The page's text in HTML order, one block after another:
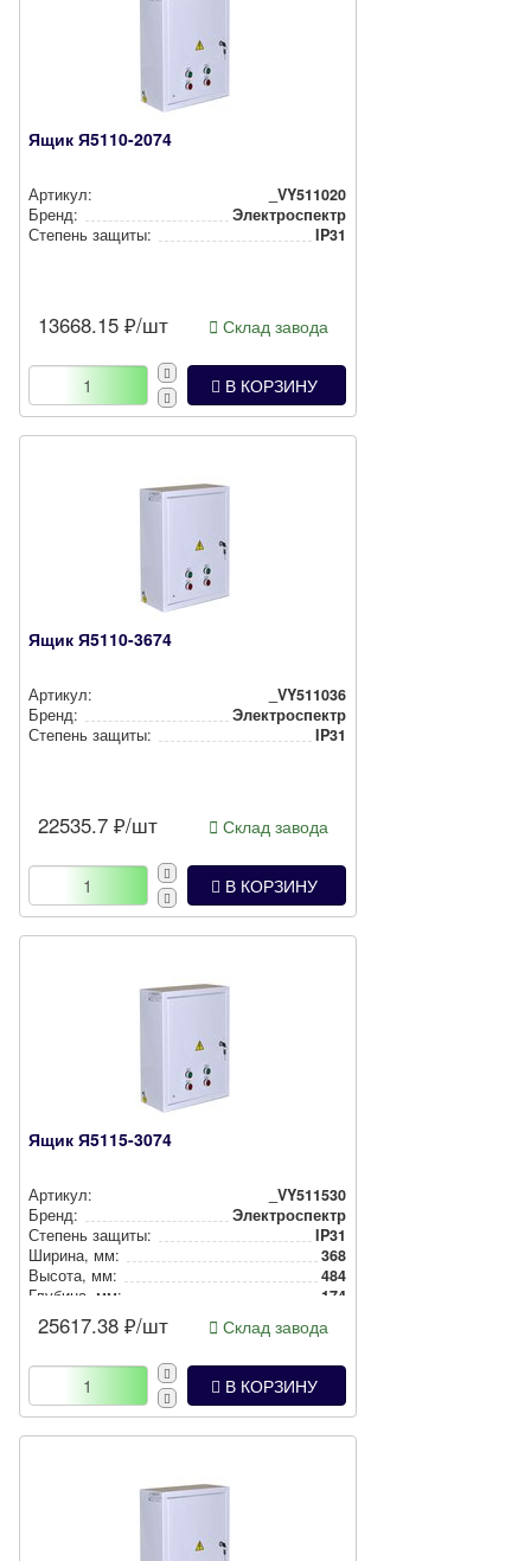
Ящик Я5110-2074
Артикул:
_VY511020
Бренд:
Электроспектр
Степень защиты:
IP31
13668.15 ₽/шт Склад завода
В КОРЗИНУ
Ящик Я5110-3674
Артикул:
_VY511036
Бренд:
Электроспектр
Степень защиты:
IP31
22535.7 ₽/шт Склад завода
В КОРЗИНУ
Ящик Я5115-3074
Артикул:
_VY511530
Бренд:
Электроспектр
Степень защиты:
IP31
Ширина, мм:
368
Высота, мм:
484
Глубина, мм:
174
25617.38 ₽/шт Склад завода
В КОРЗИНУ